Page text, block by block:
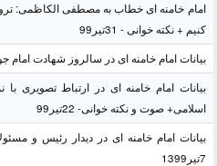
امام خامنه ای خطاب به مصطفی الکاظمی:
کنیم + نکته خوانی - 31تیر99
بیانات امام خامنه ای در سالروز شهادت امام جواد
بیانات امام خامنه ای در ارتباط تصویری
اسلامی+ صوت و نکته خوانی- 22تیر99
بیانات امام خامنه ای در دیدار رئیس و
7تیر1399